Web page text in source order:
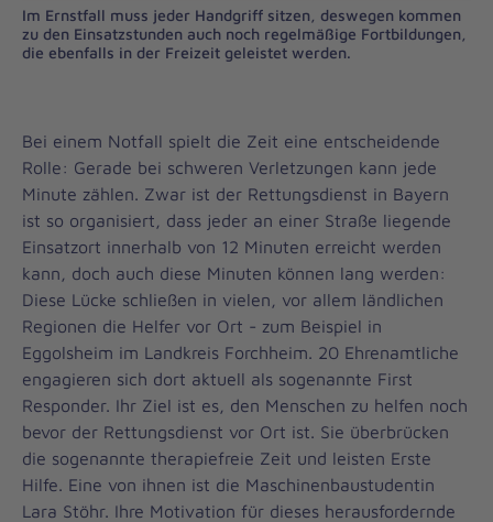
Im Ernstfall muss jeder Handgriff sitzen, deswegen kommen
zu den Einsatzstunden auch noch regelmäßige Fortbildungen,
die ebenfalls in der Freizeit geleistet werden.
Bei einem Notfall spielt die Zeit eine entscheidende
Rolle: Gerade bei schweren Verletzungen kann jede
Minute zählen. Zwar ist der Rettungsdienst in Bayern
ist so organisiert, dass jeder an einer Straße liegende
Einsatzort innerhalb von 12 Minuten erreicht werden
kann, doch auch diese Minuten können lang werden:
Diese Lücke schließen in vielen, vor allem ländlichen
Regionen die Helfer vor Ort - zum Beispiel in
Eggolsheim im Landkreis Forchheim. 20 Ehrenamtliche
engagieren sich dort aktuell als sogenannte First
Responder. Ihr Ziel ist es, den Menschen zu helfen noch
bevor der Rettungsdienst vor Ort ist. Sie überbrücken
die sogenannte therapiefreie Zeit und leisten Erste
Hilfe. Eine von ihnen ist die Maschinenbaustudentin
Lara Stöhr. Ihre Motivation für dieses herausfordernde